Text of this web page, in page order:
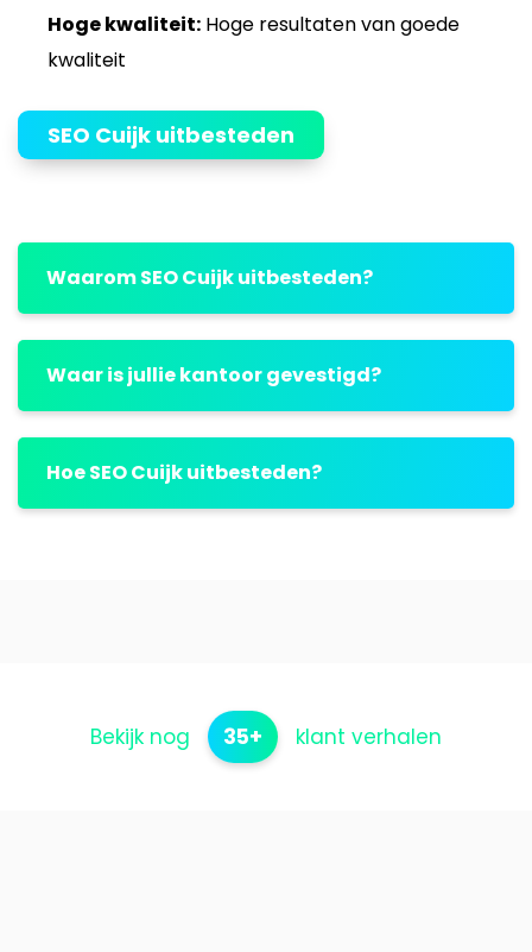
Hoge kwaliteit: Hoge resultaten van goede
kwaliteit
SEO Cuijk uitbesteden
Waarom SEO Cuijk uitbesteden?
Waar is jullie kantoor gevestigd?
Hoe SEO Cuijk uitbesteden?
Bekijk nog 35+ klant verhalen